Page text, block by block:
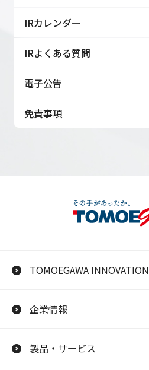
IRカレンダー
IRよくある質問
電子公告
免責事項
TOMOEGAWA INNOVATION
企業情報
製品・サービス